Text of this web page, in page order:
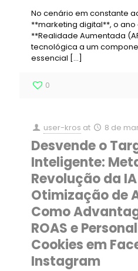
No cenário em constante
**marketing digital**, o ano
**Realidade Aumentada
tecnológica a um
essencial […]
0
user-kros at 8 de
Desvende o
Inteligente:
Revolução da
Otimização de
Como
ROAS e
Cookies em
Instagram